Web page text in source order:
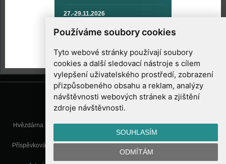
Používáme soubory cookies
Tyto webové stránky používají soubory
cookies a další sledovací nástroje s cílem
vylepšení uživatelského prostředí, zobrazení
přizpůsobeného obsahu a reklam, analýzy
návštěvnosti webových stránek a zjištění
zdroje návštěvnosti.
SOUHLASÍM
ODMÍTÁM
27.-29.11.2026
TECHNIKA A KOSMICKÉ
TECHNOLOGIE
Hvězdárna Valašské Meziříčí, příspěvková organizace, Vsetínská 78, 757
01 Valašské Meziříčí
Příspěvková organizace Zlínského kraje. Telefon:571 611 928, Mobil:777
info@astrovm.cz